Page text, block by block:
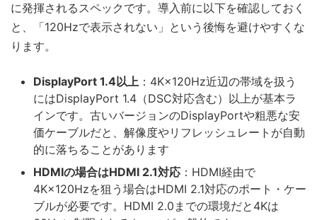
に発揮されるスペックです。導入前に以下を確認しておく
と、「120Hzで表示されない」という後悔を避けやすくな
ります。
DisplayPort 1.4以上 ：4K×120Hz近辺の帯域を扱う
にはDisplayPort 1.4（DSC対応含む）以上が基本ラ
インです。古いバージョンのDisplayPortや粗悪な安
価ケーブルだと、解像度やリフレッシュレートが自動
的に落ちることがあります
HDMIの場合はHDMI 2.1対応 ：HDMI経由で
4K×120Hzを狙う場合はHDMI 2.1対応のポート・ケー
ブルが必要です。HDMI 2.0までの環境だと4Kは